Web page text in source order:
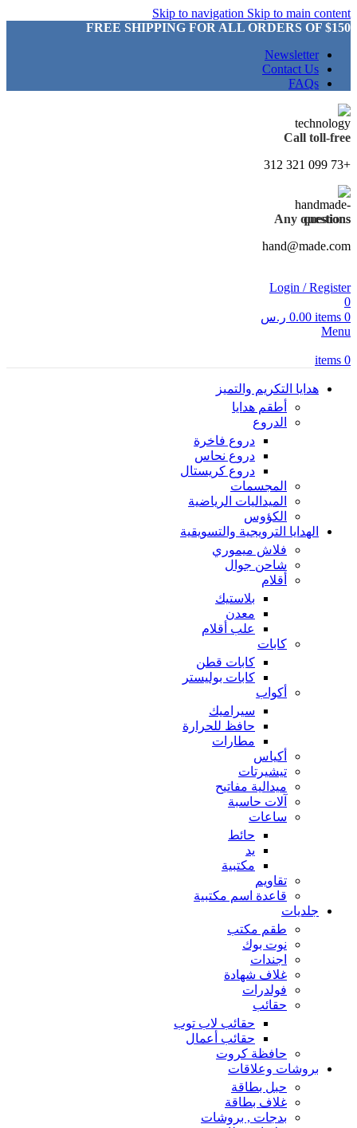
Skip to navigation Skip to main content
FREE SHIPPING FOR ALL ORDERS OF $150
Newsletter
Contact Us
FAQs
Call toll-free
+73 099 321 312
Any questions
hand@made.com
Login / Register
0
0
items
0.00 ر.س
Menu
0
items
هدايا التكريم والتميز
أطقم هدايا
الدروع
دروع فاخرة
دروع نحاس
دروع كريستال
المجسمات
الميداليات الرياضية
الكؤوس
الهدايا الترويجية والتسويقية
فلاش ميموري
شاحن جوال
أقلام
بلاستيك
معدن
علب أقلام
كابات
كابات قطن
كابات بوليستر
أكواب
سيراميك
حافظ للحرارة
مطارات
أكياس
تيشيرتات
ميدالية مفاتيح
آلات حاسبة
ساعات
حائط
يد
مكتبية
تقاويم
قاعدة اسم مكتبية
جلديات
طقم مكتب
نوت بوك
اجندات
غلاف شهادة
فولدرات
حقائب
حقائب لاب توب
حقائب أعمال
حافظة كروت
بروشات وعلاقات
حبل بطاقة
غلاف بطاقة
بدجات , بروشات